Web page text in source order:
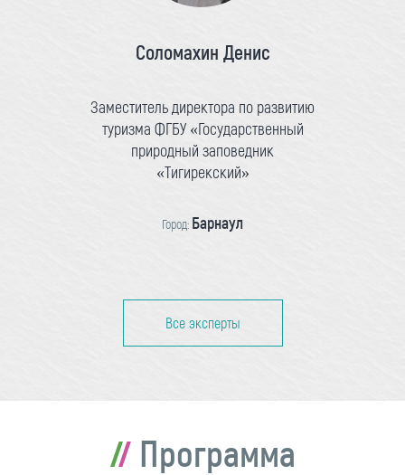
Соломахин Денис
Заместитель директора по развитию
туризма ФГБУ «Государственный
природный заповедник
«Тигирекский»
Город: Барнаул
Все эксперты
Программа